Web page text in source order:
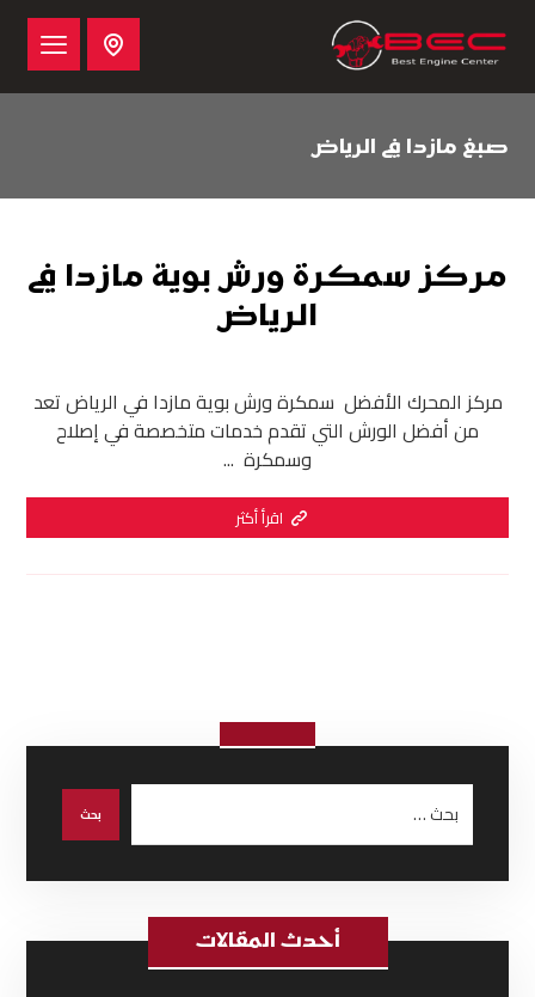
صبغ مازدا في الرياض
مركز سمكرة ورش بوية مازدا في
الرياض
مركز المحرك الأفضل سمكرة ورش بوية مازدا في الرياض تعد
من أفضل الورش التي تقدم خدمات متخصصة في إصلاح
وسمكرة ...
اقرأ أكثر
أحدث المقالات